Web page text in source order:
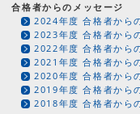
合格者からのメッセージ
2024年度 合格者から
2023年度 合格者から
2022年度 合格者から
2021年度 合格者から
2020年度 合格者から
2019年度 合格者から
2018年度 合格者から